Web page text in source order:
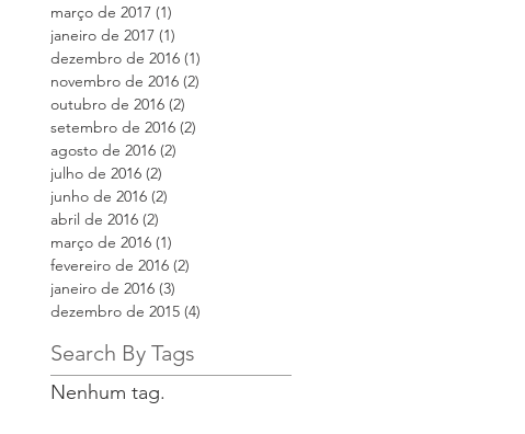
março de 2017 (1)
janeiro de 2017 (1)
dezembro de 2016 (1)
novembro de 2016 (2)
outubro de 2016 (2)
setembro de 2016 (2)
agosto de 2016 (2)
julho de 2016 (2)
junho de 2016 (2)
abril de 2016 (2)
março de 2016 (1)
fevereiro de 2016 (2)
janeiro de 2016 (3)
dezembro de 2015 (4)
Search By Tags
Nenhum tag.